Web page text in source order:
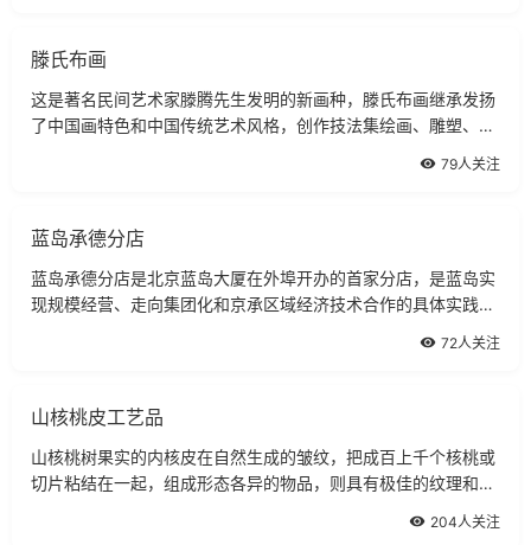
滕氏布画
这是著名民间艺术家滕腾先生发明的新画种，滕氏布画继承发扬
了中国画特色和中国传统艺术风格，创作技法集绘画、雕塑、刺
腻、画面逼真、取材广泛，无论人物风景、花鸟鱼虫均可入画，
79人关注
蓝岛承德分店
蓝岛承德分店是北京蓝岛大厦在外埠开办的首家分店，是蓝岛实
现规模经营、走向集团化和京承区域经济技术合作的具体实践。
72人关注
山核桃皮工艺品
山核桃树果实的内核皮在自然生成的皱纹，把成百上千个核桃或
切片粘结在一起，组成形态各异的物品，则具有极佳的纹理和镂
204人关注